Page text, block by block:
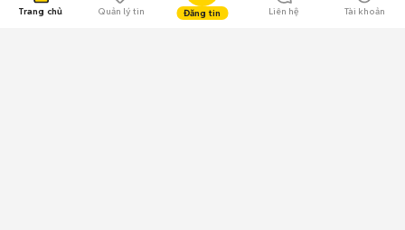
Trang chủ Quản lý tin Đăng tin Liên hệ Tài khoản